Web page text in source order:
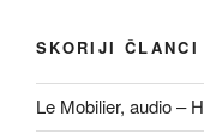
SKORIJI ČLANCI
Le Mobilier, audio –